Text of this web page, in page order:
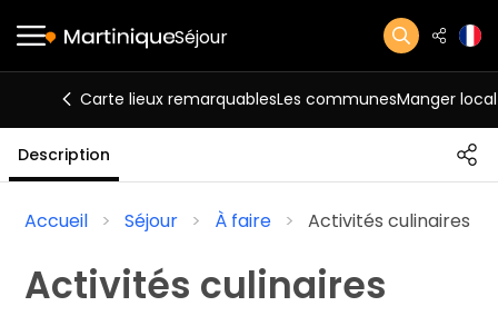
Séjour
Carte lieux remarquablesLes communesManger local
Description
Accueil Séjour À faire Activités culinaires
Activités culinaires